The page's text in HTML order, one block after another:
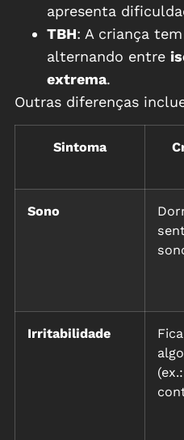
apresenta
TBH: A criança
alternando entre
extrema.
Outras diferenças
Sintoma
Sono
Irritabilidade